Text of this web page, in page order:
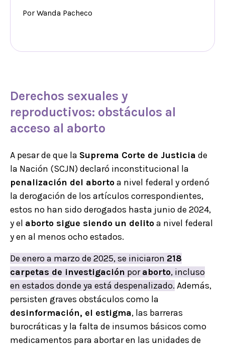
Por Wanda Pacheco
Derechos sexuales y
reproductivos: obstáculos al
acceso al aborto
A pesar de que la Suprema Corte de Justicia de
la Nación (SCJN) declaró inconstitucional la
penalización del abortoa nivel federal y ordenó
la derogación de los artículos correspondientes,
estos no han sido derogados hasta junio de 2024,
y el aborto sigue siendo un delitoa nivel federal
y en al menos ocho estados.
De enero a marzo de 2025, se iniciaron 218
carpetas de investigación poraborto, incluso
en estados donde ya está despenalizado. Además,
persisten graves obstáculos como la
desinformación, el estigma, las barreras
burocráticas y la falta de insumos básicos como
medicamentos para abortar en las unidades de